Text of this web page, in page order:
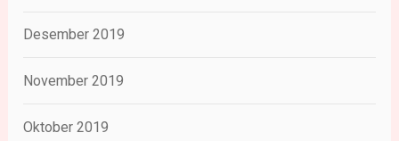
Desember 2019
November 2019
Oktober 2019